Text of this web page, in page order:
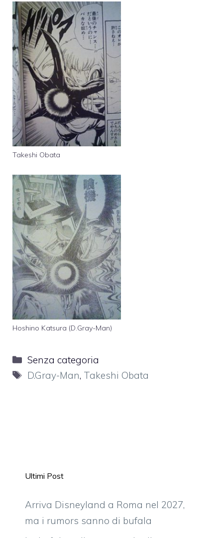
Takeshi Obata
Hoshino Katsura (D.Gray-Man)
Categorie
Senza categoria
Tag
D.Gray-Man, Takeshi Obata
Ultimi Post
Arriva Disneyland a Roma nel 2027,
ma i rumors sanno di bufala